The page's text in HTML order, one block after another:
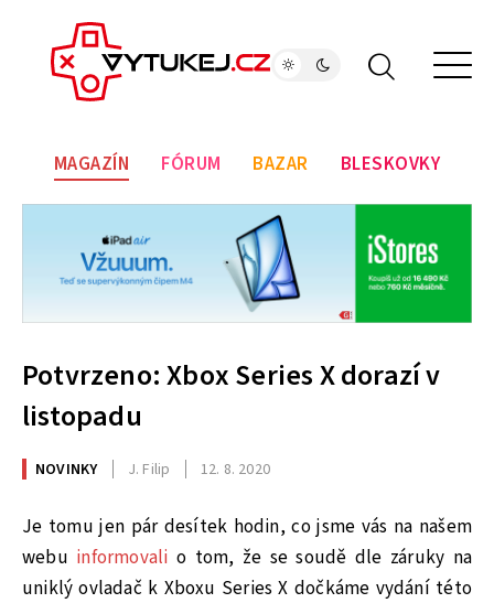
MAGAZÍN FÓRUM BAZAR BLESKOVKY
Potvrzeno: Xbox Series X dorazí v
listopadu
NOVINKY J. Filip 12. 8. 2020
Je tomu jen pár desítek hodin, co jsme vás na našem
webu informovali o tom, že se soudě dle záruky na
uniklý ovladač k Xboxu Series X dočkáme vydání této